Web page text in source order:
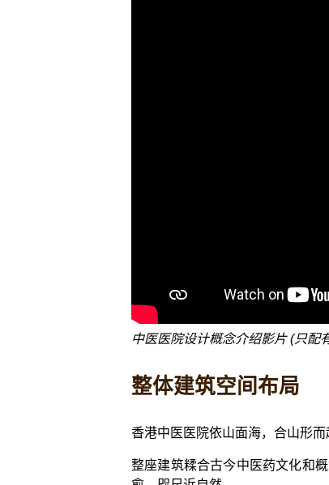
中医医院设计概念介绍影片 (只配
整体建筑空间布局
香港中医医院依山面海，合山形而
整座建筑糅合古今中医药文化和